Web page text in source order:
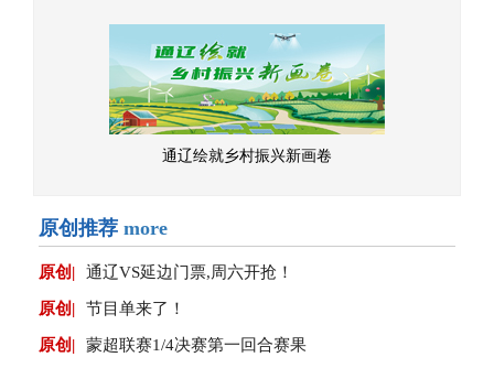
通辽绘就乡村振兴新画卷
原创推荐 more
原创| 通辽VS延边门票,周六开抢！
原创| 节目单来了！
原创| 蒙超联赛1/4决赛第一回合赛果